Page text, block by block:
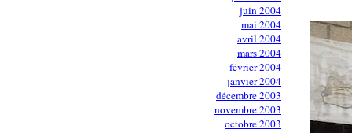
juin 2004
mai 2004
avril 2004
mars 2004
février 2004
janvier 2004
décembre 2003
novembre 2003
octobre 2003